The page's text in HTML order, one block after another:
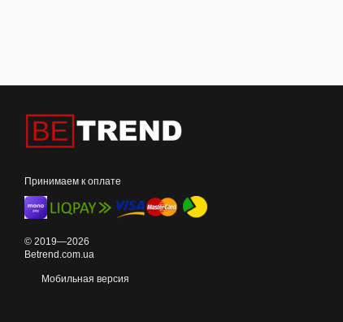
Принимаем к оплате
© 2019—2026
Betrend.com.ua
Мобильная версия